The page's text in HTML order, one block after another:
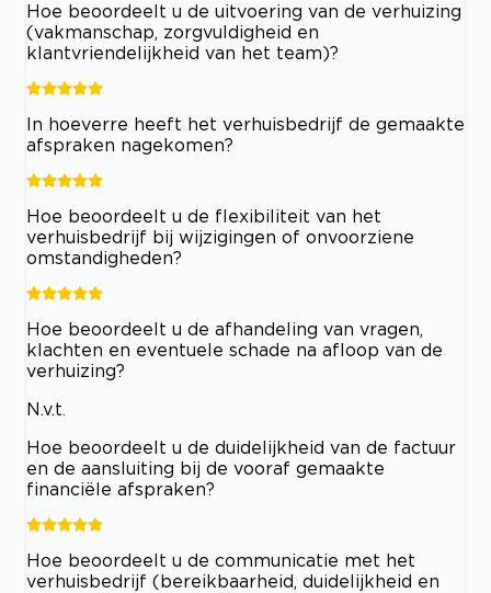
Hoe beoordeelt u de uitvoering van de verhuizing
(vakmanschap, zorgvuldigheid en
klantvriendelijkheid van het team)?
In hoeverre heeft het verhuisbedrijf de gemaakte
afspraken nagekomen?
Hoe beoordeelt u de flexibiliteit van het
verhuisbedrijf bij wijzigingen of onvoorziene
omstandigheden?
Hoe beoordeelt u de afhandeling van vragen,
klachten en eventuele schade na afloop van de
verhuizing?
N.v.t.
Hoe beoordeelt u de duidelijkheid van de factuur
en de aansluiting bij de vooraf gemaakte
financiële afspraken?
Hoe beoordeelt u de communicatie met het
verhuisbedrijf (bereikbaarheid, duidelijkheid en